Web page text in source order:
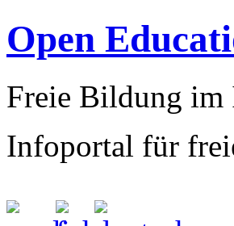
Open
Freie Bildung im
Infoportal für